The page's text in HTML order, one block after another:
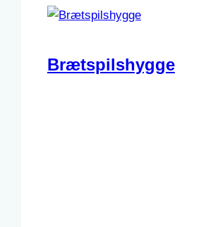
Brætspilshygge